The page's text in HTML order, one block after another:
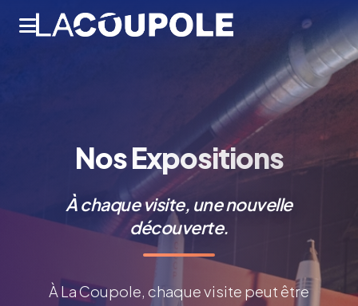
NosExpositions
À chaque visite, une nouvelle
découverte.
À La Coupole, chaque visite peut être